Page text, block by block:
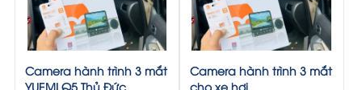
Camera hành trình 3 mắt
YUEMI Q5 Thủ Đức
Camera hành trình 3 mắt
cho xe hơi